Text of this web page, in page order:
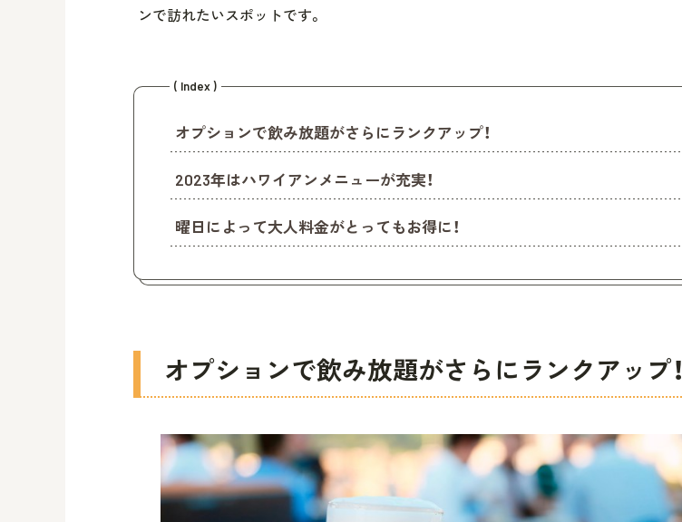
ンで訪れたいスポットです。
( Index )
オプションで飲み放題がさらにランクアップ！
2023年はハワイアンメニューが充実！
曜日によって大人料金がとってもお得に！
オプションで飲み放題がさらにランクアップ！